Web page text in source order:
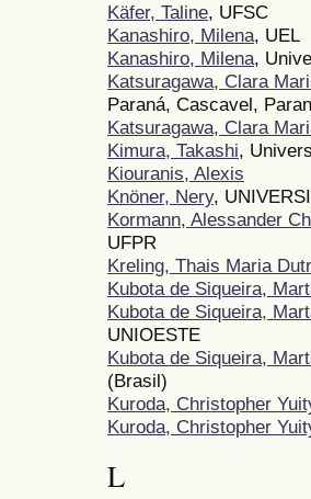
Käfer, Taline, UFSC
Kanashiro, Milena, UEL
Kanashiro, Milena,
Katsuragawa, Clara
Paraná, Cascavel,
Katsuragawa, Clara
Kimura, Takashi,
Kiouranis, Alexis
Knöner, Nery,
Kormann, Alessander
UFPR
Kreling, Thais Maria
Kubota de Siqueira,
Kubota de Siqueira,
UNIOESTE
Kubota de Siqueira,
(Brasil)
Kuroda, Christopher
Kuroda, Christopher
L